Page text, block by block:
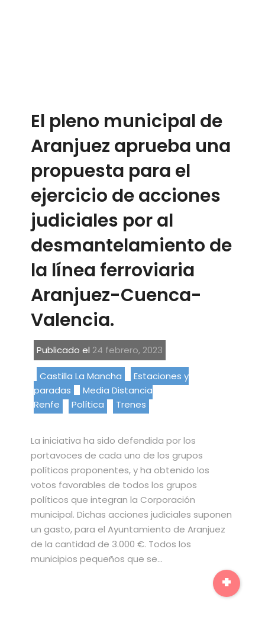
El pleno municipal de
Aranjuez aprueba una
propuesta para el
ejercicio de acciones
judiciales por al
desmantelamiento de
la línea ferroviaria
Aranjuez-Cuenca-
Valencia.
Publicado el 24 febrero, 2023
Castilla La Mancha
Estaciones y
paradas
Media Distancia
Renfe
Política Trenes
La iniciativa ha sido defendida por los
portavoces de cada uno de los grupos
políticos proponentes, y ha obtenido los
votos favorables de todos los grupos
políticos que integran la Corporación
municipal. Dichas acciones judiciales suponen
un gasto, para el Ayuntamiento de Aranjuez
de la cantidad de 3.000 €. Todos los
municipios pequeños que se…
+